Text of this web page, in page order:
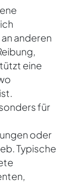
anderen
eine
für
oder
Typische